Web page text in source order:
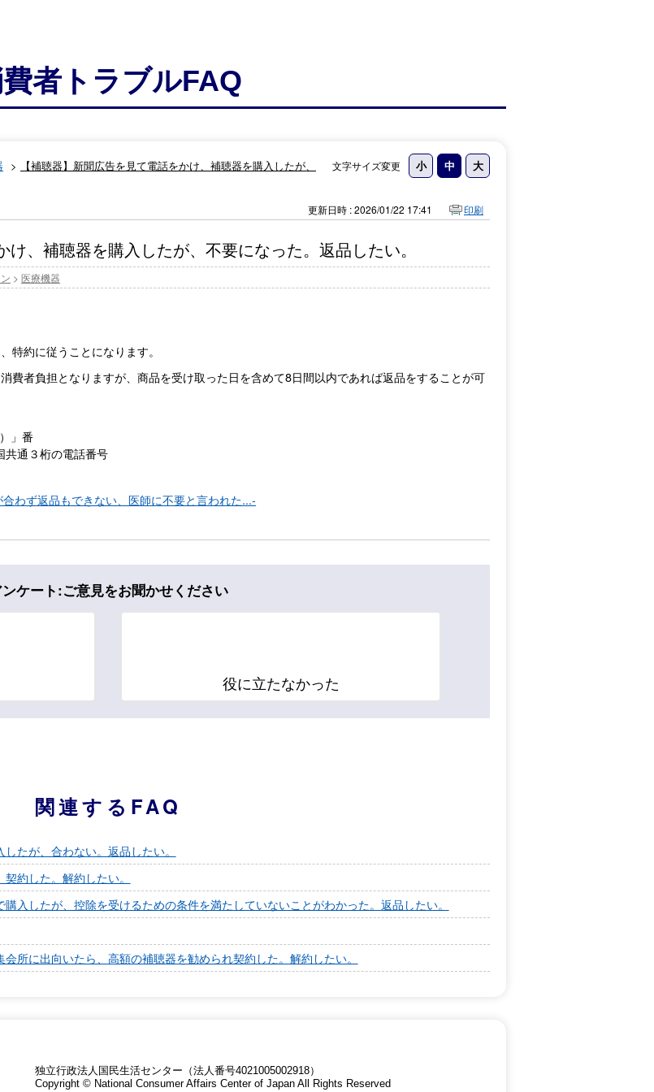
者トラブルFAQ
文字サイズ変更
>
【補聴器】新聞広告を見て電話をかけ、補聴器を購入したが、
更新日時 : 2026/01/22 17:41 印刷
け、補聴器を購入したが、不要になった。返品したい。
>医療機器
特約に従うことになります。
費者負担となりますが、商品を受け取った日を含めて8日間以内であれば返品をすることが可
」番
共通３桁の電話番号
わず返品もできない、医師に不要と言われた...‐
ケート:ご意見をお聞かせください
役に立たなかった
関連するFAQ
たが、合わない。返品したい。
約した。解約したい。
入したが、控除を受けるための条件を満たしていないことがわかった。返品したい。
所に出向いたら、高額の補聴器を勧められ契約した。解約したい。
独立行政法人国民生活センター（法人番号4021005002918）
Copyright © National Consumer Affairs Center of Japan All Rights Reserved